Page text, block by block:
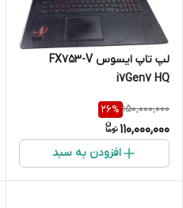
لپ تاپ ایسوس FX753-V
i7Gen7 HQ
/16GB/120Gb/1Tb/4Gb 1050Ti
150,000,000
26%
110,000,000
افزودن به سبد